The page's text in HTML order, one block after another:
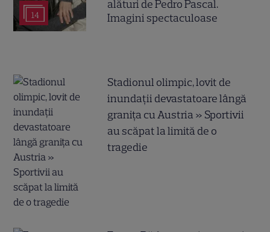
14
alături de Pedro Pascal.
Imagini spectaculoase
Stadionul olimpic, lovit de
inundații devastatoare lângă
granița cu Austria » Sportivii
au scăpat la limită de o
tragedie